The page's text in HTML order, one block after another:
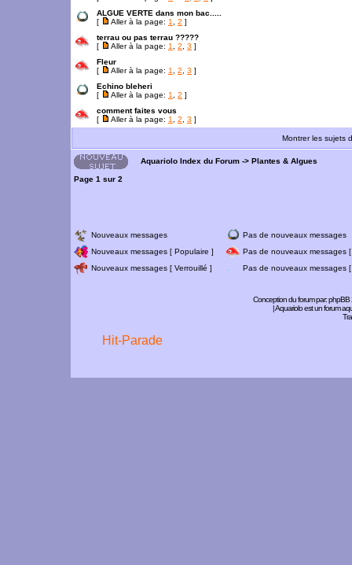
ALGUE VERTE dans mon bac.....
[
Aller à la page: 1 2 ]
terrau ou pas terrau ?????
[
Aller à la page: 1 2 3 ]
Fleur
[
Aller à la page: 1 2 3 ]
Echino bleheri
[
Aller à la page: 1 2 ]
comment faites vous
[
Aller à la page: 1 2 3 ]
Montrer les sujets
Aquariolo Index du Forum -> Plantes & Algues
Page 1 sur 2
Nouveaux messages
Pas de nouveaux messages
Nouveaux messages [ Populaire ]
Pas de nouveaux messages
Nouveaux messages [ Verrouillé ]
Pas de nouveaux messages [
Conception du forum par:phpBB
| Aquariolo est un forum